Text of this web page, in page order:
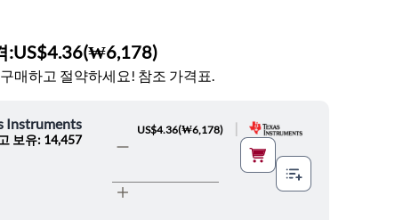
:US$4.36(₩6,178)
매하고 절약하세요! 참조 가격표.
Instruments
보유: 14,457
US$4.36(₩6,178)